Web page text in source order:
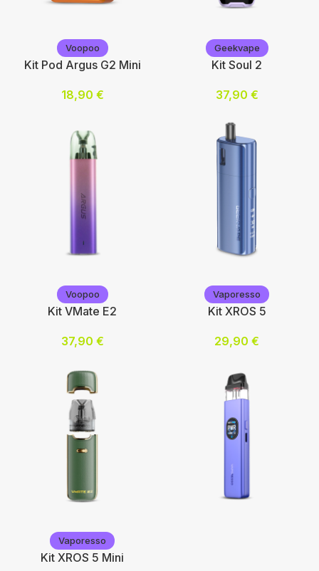
Vaporesso Vaporesso
Choix des options
Voopoo
Kit Pod Argus G2 Mini
18,90 €
Voopoo
Geekvape
Kit Soul 2
37,90 €
Geekvape
Voopoo
Kit VMate E2
37,90 €
Voopoo
Vaporesso
Kit XROS 5
29,90 €
Vaporesso
Kit XROS 5 Mini